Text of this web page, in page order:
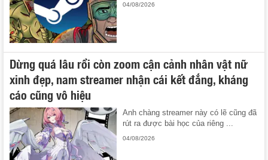
04/08/2026
Dừng quá lâu rồi còn zoom cận cảnh nhân vật nữ
xinh đẹp, nam streamer nhận cái kết đắng, kháng
cáo cũng vô hiệu
Anh chàng streamer này có lẽ cũng đã
rút ra được bài học của riêng ...
04/08/2026